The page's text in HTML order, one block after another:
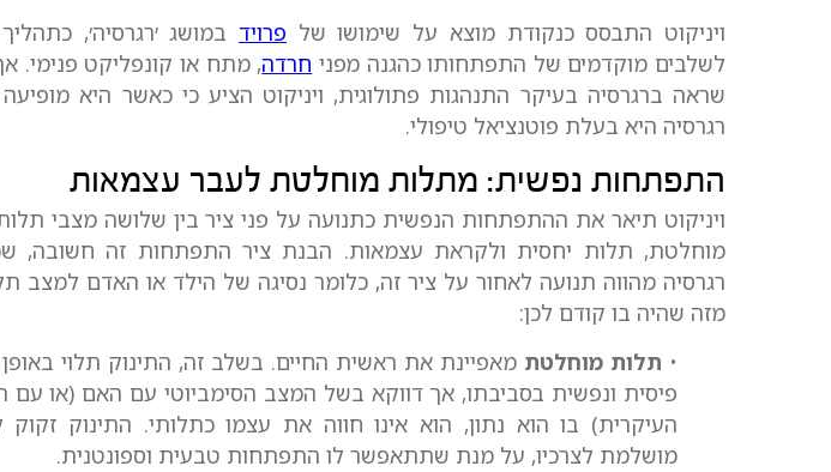
ויניקוט התבסס כנקודת מוצא על שימושו של פרויד במושג ׳רגרסיה׳,
לשלבים מוקדמים של התפתחותו כהגנה מפני חרדה, מתח או קונפליקט פנימי.
שראה ברגרסיה בעיקר התנהגות פתולוגית, ויניקוט הציע כי כאשר היא
רגרסיה היא בעלת פוטנציאל טיפולי.
התפתחות נפשית: מתלות מוחלטת לעבר עצמאות
ויניקוט תיאר את ההתפתחות הנפשית כתנועה על פני ציר בין שלושה מצבי
מוחלטת, תלות יחסית ולקראת עצמאות. הבנת ציר התפתחות זה חשובה,
רגרסיה מהווה תנועה לאחור על ציר זה, כלומר נסיגה של הילד או האדם למצב
מזה שהיה בו קודם לכן:
• תלות מוחלטת מאפיינת את ראשית החיים. בשלב זה, התינוק תלוי
פיסית ונפשית בסביבתו, אך דווקא בשל המצב הסימביוטי עם האם (או
העיקרית) בו הוא נתון, הוא אינו חווה את עצמו כתלותי. התינוק
מושלמת לצרכיו, על מנת שתתאפשר לו התפתחות טבעית וספונטנית.